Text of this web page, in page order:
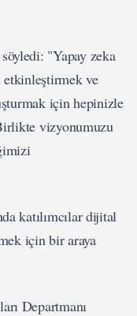
"Yapay zeka
etkinleştirmek ve
için hepinizle
vizyonumuzu
katılımcılar dijital
için bir araya
Departmanı